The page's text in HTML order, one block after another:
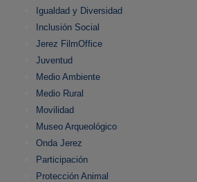
Igualdad y Diversidad
Inclusión Social
Jerez FilmOffice
Juventud
Medio Ambiente
Medio Rural
Movilidad
Museo Arqueológico
Onda Jerez
Participación
Protección Animal